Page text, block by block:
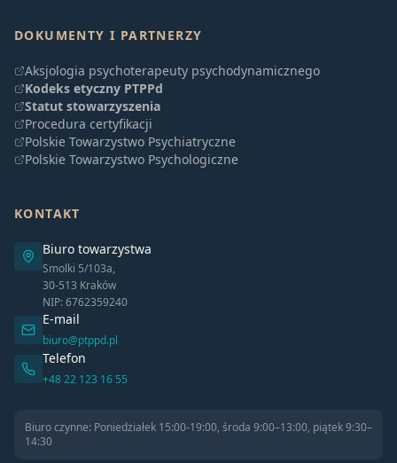
DOKUMENTY I PARTNERZY
Aksjologia psychoterapeuty psychodynamicznego
Kodeks etyczny PTPPd
Statut stowarzyszenia
Procedura certyfikacji
Polskie Towarzystwo Psychiatryczne
Polskie Towarzystwo Psychologiczne
KONTAKT
Biuro towarzystwa
Smolki 5/103a,
30-513 Kraków
NIP: 6762359240
E-mail
biuro@ptppd.pl
Telefon
+48 22 123 16 55
Biuro czynne: Poniedziałek 15:00-19:00, środa 9:00–13:00, piątek 9:30–
14:30